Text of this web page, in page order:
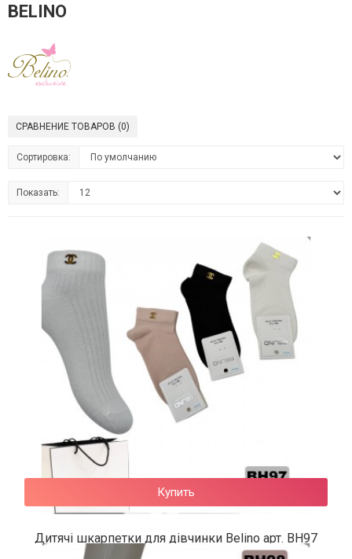
BELINO
СРАВНЕНИЕ ТОВАРОВ (0)
Сортировка:
Показать:
Купить
Дитячі шкарпетки для дівчинки Belino арт. BH97